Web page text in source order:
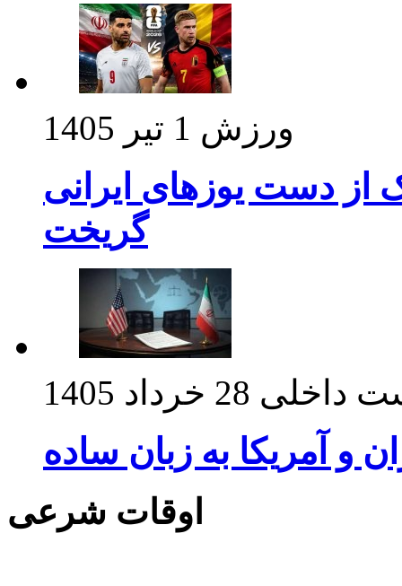
ورزش 1 تیر 1405
از دست یوزهای ایرانی
گریخت
داخلی 28 خرداد 1405
و آمریکا به زبان ساده
اوقات شرعی